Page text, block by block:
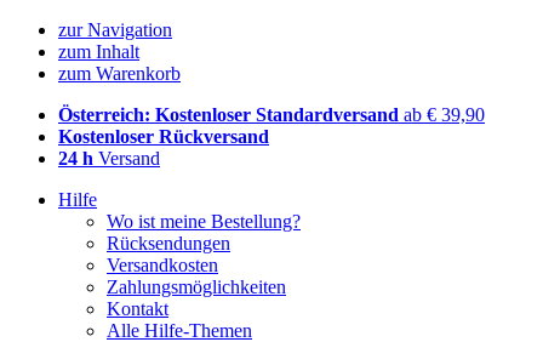
zur Navigation
zum Inhalt
zum Warenkorb
Österreich: Kostenloser Standardversand ab € 39,90
Kostenloser Rückversand
24 h Versand
Hilfe
Wo ist meine Bestellung?
Rücksendungen
Versandkosten
Zahlungsmöglichkeiten
Kontakt
Alle Hilfe-Themen